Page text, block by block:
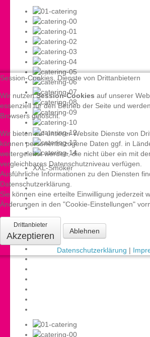
XXL-Smoker
Session-Cookies, Dienste von Drittanbietern
Wir nutzenSession-Cookies auf unserer
essenziell für den Betrieb der Seite und
Browsers gelöscht.
Wir bieten auf unserer Website Dienste von
können personenbezogene Daten ggf. in
weitergeleitet werden, die nicht über ein mit
vergleichbares Datenschutzniveau verfügen.
Ausführliche Informationen zu den Diensten
Datenschutzerklärung.
Sie können eine erteilte Einwilligung jederzeit
Änderungen in den "Cookie-Einstellungen"
Drittanbieter
Akzeptieren Ablehnen
Datenschutzerklärung |